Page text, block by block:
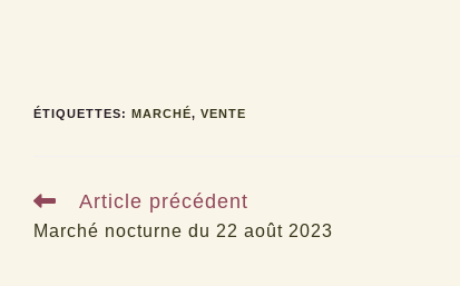
ÉTIQUETTES: MARCHÉ, VENTE
Read
more
articles
Article précédent
Marché nocturne du 22 août 2023